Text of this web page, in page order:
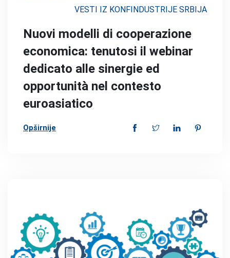
VESTI IZ KONFINDUSTRIJE SRBIJA
Nuovi modelli di cooperazione
economica: tenutosi il webinar
dedicato alle sinergie ed
opportunità nel contesto
euroasiatico
Opširnije